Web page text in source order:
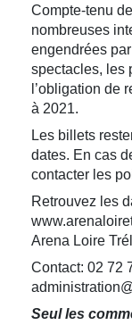
Compte-tenu
nombreuses
engendrées
spectacles, les
l’obligation de
à 2021.
Les billets
dates. En cas
contacter les
Retrouvez les
Arena Loire
Contact: 02 72
Seul les